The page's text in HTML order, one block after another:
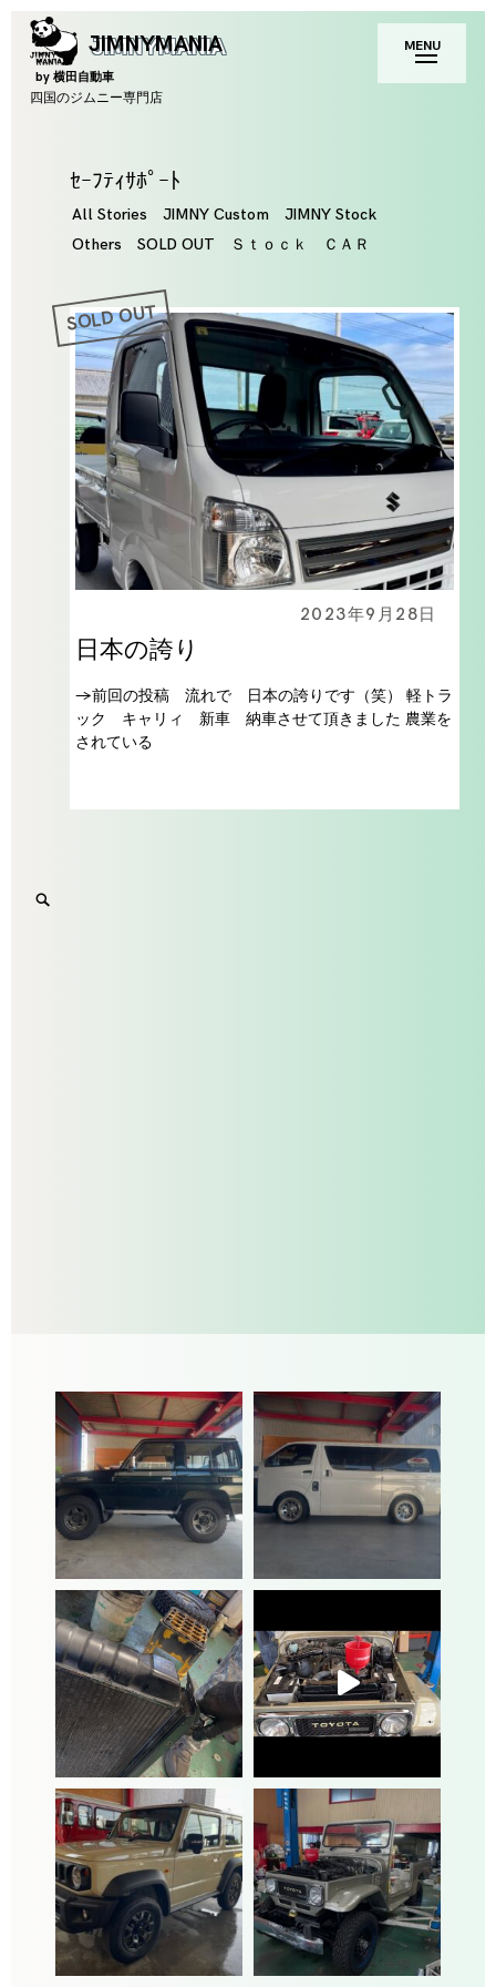
Skip
to
content
JIMNYMANIA
by 横田自動車
四国のジムニー専門店
toggle
open/close
sidebar
MENU
Tag
ｾｰﾌﾃｨｻﾎﾟｰﾄ
All Stories JIMNY Custom
JIMNY Stock
Others
SOLD OUT Ｓｔｏｃｋ ＣＡＲ
2023年9月28日
日本の誇り
→前回の投稿 流れで 日本の誇りです（笑） 軽トラ
ック キャリィ 新車 納車させて頂きました 農業を
されている
SOLD OUT
Search